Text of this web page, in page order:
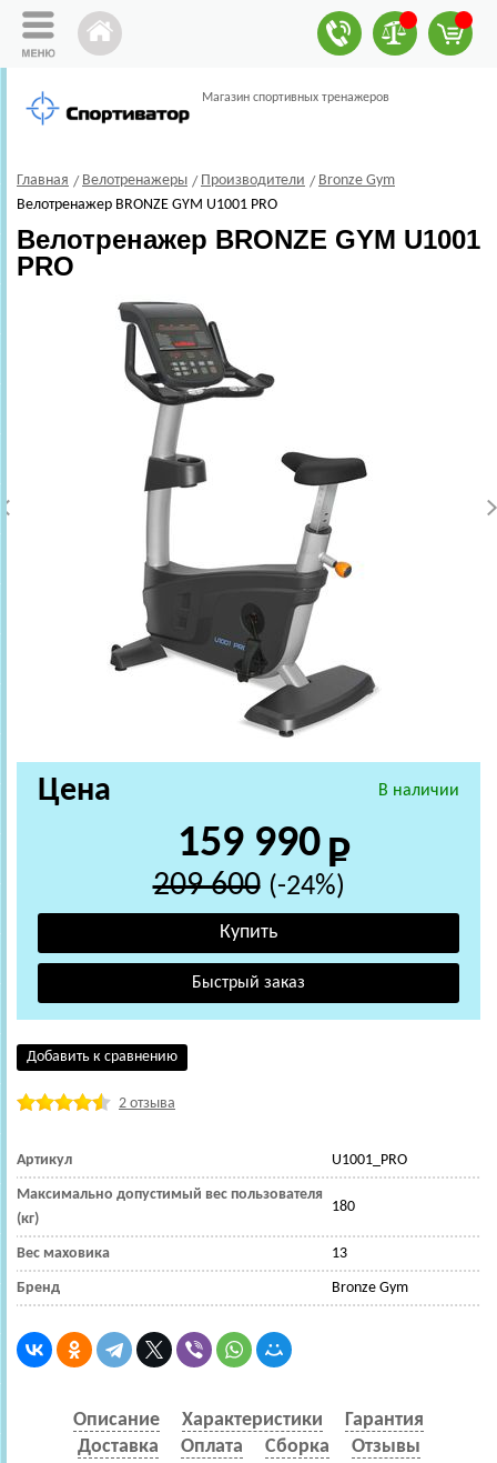
Магазин спортивных тренажеров
Главная Велотренажеры Производители
Bronze Gym
Велотренажер BRONZE GYM U1001 PRO
Велотренажер BRONZE GYM U1001
PRO
В наличии
Цена
159 990
209 600 (-24%)
Добавить к сравнению
2 отзыва
Артикул U1001_PRO
Максимально допустимый вес пользователя
(кг)
180
Вес маховика 13
Бренд Bronze Gym
Описание Характеристики
Гарантия
Доставка
Оплата Сборка Отзывы